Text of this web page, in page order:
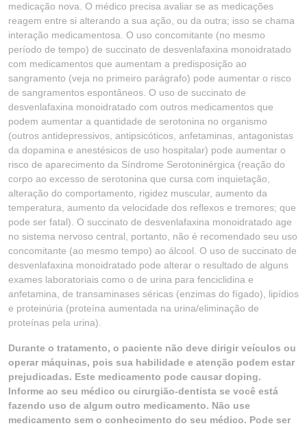
medicação nova. O médico precisa avaliar se as medicações
reagem entre si alterando a sua ação, ou da outra; isso se chama
interação medicamentosa. O uso concomitante (no mesmo
período de tempo) de succinato de desvenlafaxina monoidratado
com medicamentos que aumentam a predisposição ao
sangramento (veja no primeiro parágrafo) pode aumentar o risco
de sangramentos espontâneos. O uso de succinato de
desvenlafaxina monoidratado com outros medicamentos que
podem aumentar a quantidade de serotonina no organismo
(outros antidepressivos, antipsicóticos, anfetaminas, antagonistas
da dopamina e anestésicos de uso hospitalar) pode aumentar o
risco de aparecimento da Síndrome Serotoninérgica (reação do
corpo ao excesso de serotonina que cursa com inquietação,
alteração do comportamento, rigidez muscular, aumento da
temperatura, aumento da velocidade dos reflexos e tremores; que
pode ser fatal). O succinato de desvenlafaxina monoidratado age
no sistema nervoso central, portanto, não é recomendado seu uso
concomitante (ao mesmo tempo) ao álcool. O uso de succinato de
desvenlafaxina monoidratado pode alterar o resultado de alguns
exames laboratoriais como o de urina para fenciclidina e
anfetamina, de transaminases séricas (enzimas do fígado), lipídios
e proteinúria (proteína aumentada na urina/eliminação de
proteínas pela urina).
Durante o tratamento, o paciente não deve dirigir veículos ou
operar máquinas, pois sua habilidade e atenção podem estar
prejudicadas. Este medicamento pode causar doping.
Informe ao seu médico ou cirurgião-dentista se você está
fazendo uso de algum outro medicamento. Não use
medicamento sem o conhecimento do seu médico. Pode ser